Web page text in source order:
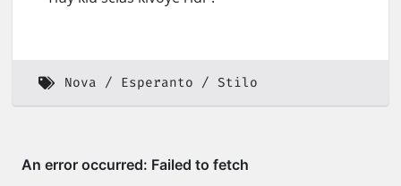
Nova Esperanto Stilo